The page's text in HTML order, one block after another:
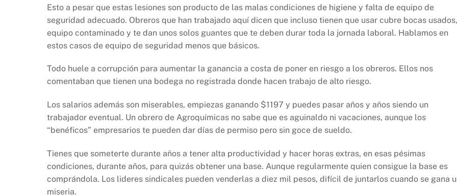
Esto a pesar que estas lesiones son producto de las malas condiciones de higiene y falta de equipo de
seguridad adecuado. Obreros que han trabajado aquí dicen que incluso tienen que usar cubre bocas usados,
equipo contaminado y te dan unos solos guantes que te deben durar toda la jornada laboral. Hablamos en
estos casos de equipo de seguridad menos que básicos.
Todo huele a corrupción para aumentar la ganancia a costa de poner en riesgo a los obreros. Ellos nos
comentaban que tienen una bodega no registrada donde hacen trabajo de alto riesgo.
Los salarios además son miserables, empiezas ganando $1197 y puedes pasar años y años siendo un
trabajador eventual. Un obrero de Agroquímicas no sabe que es aguinaldo ni vacaciones, aunque los
“benéficos” empresarios te pueden dar días de permiso pero sin goce de sueldo.
Tienes que someterte durante años a tener alta productividad y hacer horas extras, en esas pésimas
condiciones, durante años, para quizás obtener una base. Aunque regularmente quien consigue la base es
comprándola. Los lideres sindicales pueden venderlas a diez mil pesos, difícil de juntarlos cuando se gana
miseria.